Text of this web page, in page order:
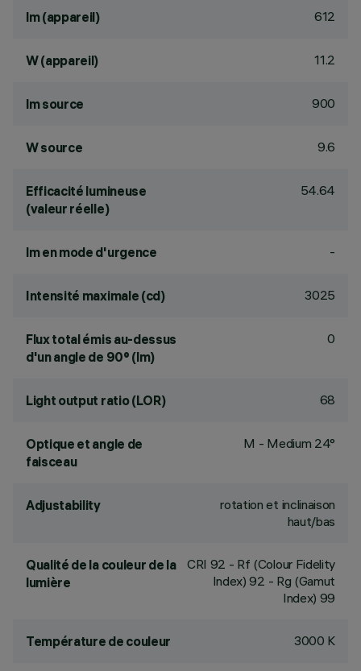
lm (appareil) 612
W (appareil) 11.2
lm source 900
W source 9.6
Efficacité lumineuse
(valeur réelle)
54.64
lm en mode d'urgence -
Intensité maximale (cd) 3025
Flux total émis au-dessus
d'un angle de 90° (lm)
0
Light output ratio (LOR) 68
Optique et angle de
faisceau
M - Medium 24°
Adjustability
rotation et inclinaison
haut/bas
Qualité de la couleur de la
lumière
CRI 92 - Rf (Colour Fidelity
Index) 92 - Rg (Gamut
Index) 99
Température de couleur 3000 K